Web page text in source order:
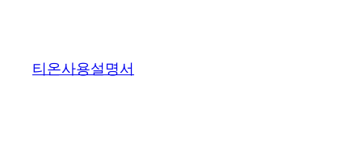
티온사용설명서